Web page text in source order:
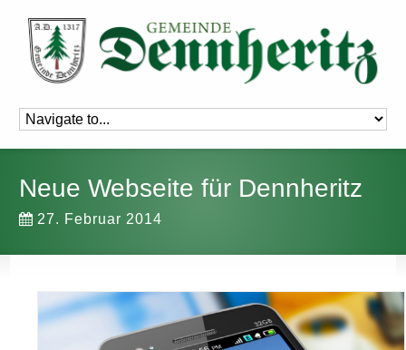
Neue Webseite für Dennheritz
27. Februar 2014